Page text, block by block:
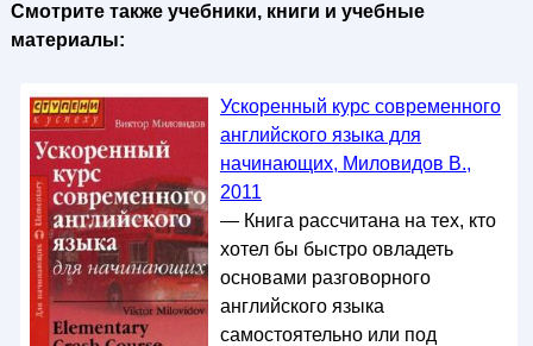
Смотрите также учебники, книги и учебные
материалы:
Ускоренный курс современного
английского языка для
начинающих, Миловидов В.,
2011
— Книга рассчитана на тех, кто
хотел бы быстро овладеть
основами разговорного
английского языка
самостоятельно или под